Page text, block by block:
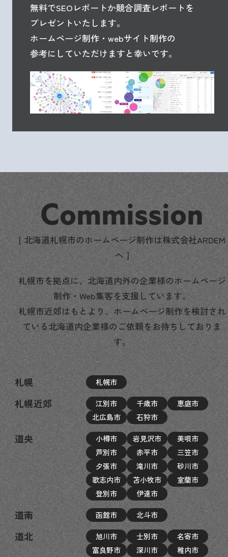
無料でSEOレポートか競合調査レポートを
プレゼントいたします。
ホームページ制作・webサイト制作の
参考にしていただけますと幸いです。
Commission
[ 北海道札幌市のホームページ制作は株式会社ARDEM
へ ]
札幌市を拠点に、北海道内外の企業様のホームページ
制作・Web集客を支援しています。
札幌市近郊はもとより、ホームページ制作を検討され
ている北海道内企業様のご依頼をお待ちしておりま
す。
札幌 札幌市
札幌近郊 江別市 千歳市
恵庭市
北広島市
石狩市
道央 小樽市 岩見沢市
美唄市
芦別市
赤平市
三笠市
夕張市
滝川市
砂川市
歌志内市
苫小牧市
室蘭市
登別市
伊達市
道南 函館市 北斗市
道北 旭川市 士別市
名寄市
富良野市
深川市
稚内市